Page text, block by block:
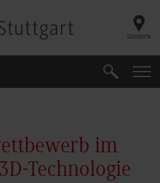
Standorte
Suche
im
Technologie